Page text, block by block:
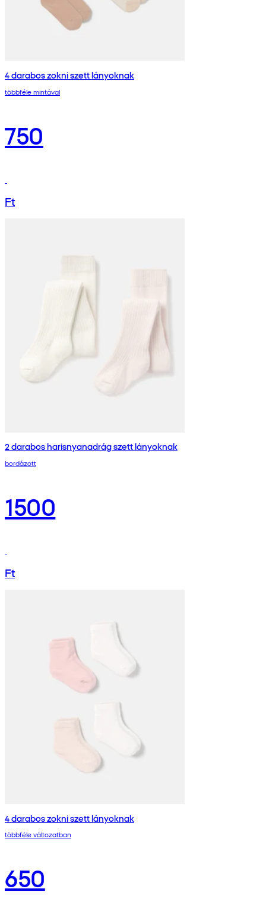
4 darabos zokni szett lányoknak
többféle mintával
750
Ft
2 darabos harisnyanadrág szett lányoknak
bordázott
1500
Ft
4 darabos zokni szett lányoknak
többféle változatban
650